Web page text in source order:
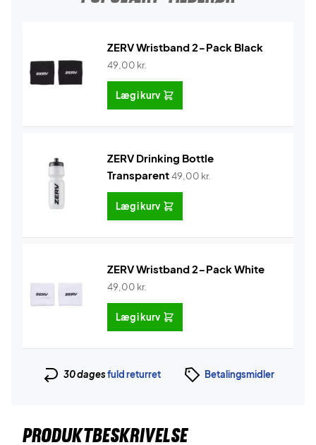
ZERV Wristband 2-Pack Black
49,00 kr.
Læg i kurv
ZERV Drinking Bottle
Transparent49,00 kr.
Læg i kurv
ZERV Wristband 2-Pack White
49,00 kr.
Læg i kurv
30 dagesfuld returret Betalingsmidler
PRODUKTBESKRIVELSE